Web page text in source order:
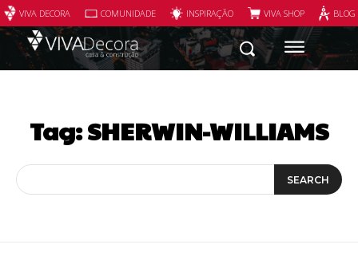
VIVA DECORA COMUNIDADE INSPIRAÇÃO VIVA SHOP
Tag:SHERWIN-WILLIAMS
SEARCH